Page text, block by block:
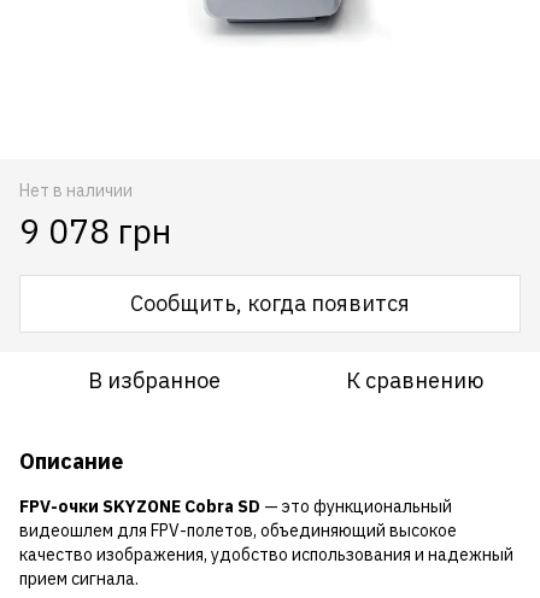
Нет в наличии
9 078 грн
Сообщить, когда появится
В избранное К сравнению
Описание
FPV-очки SKYZONE Cobra SD — это функциональный
видеошлем для FPV-полетов, объединяющий высокое
качество изображения, удобство использования и надежный
прием сигнала.